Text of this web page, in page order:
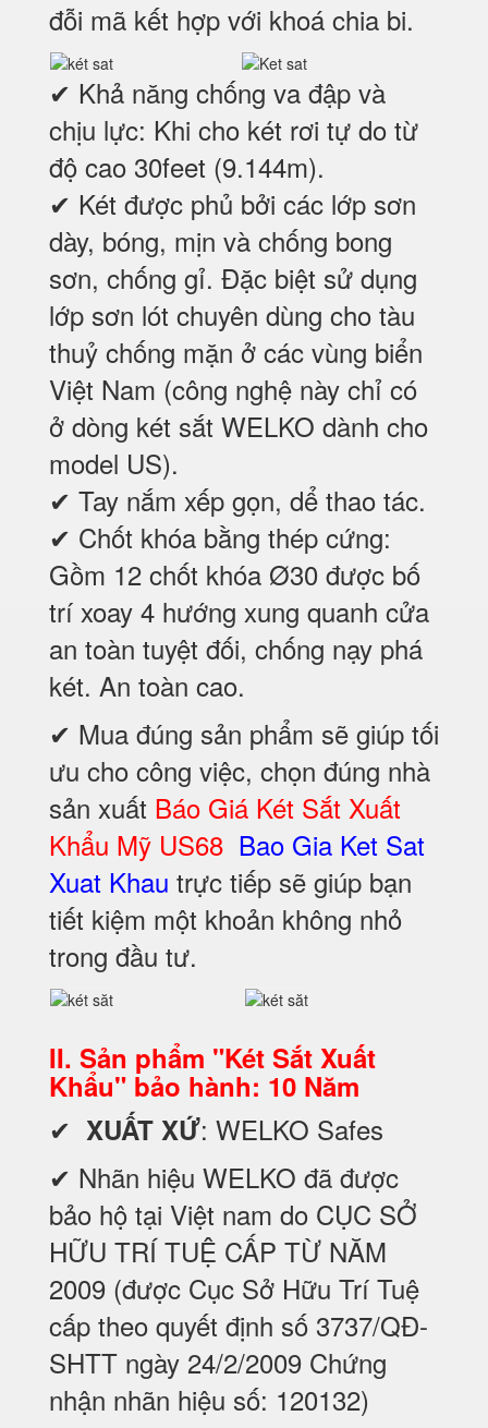
đỗi mã kết hợp với khoá chia bi.
✔ Khả năng chống va đập và
chịu lực: Khi cho két rơi tự do từ
độ cao 30feet (9.144m).
✔ Két được phủ bởi các lớp sơn
dày, bóng, mịn và chống bong
sơn, chống gỉ. Đặc biệt sử dụng
lớp sơn lót chuyên dùng cho tàu
thuỷ chống mặn ở các vùng biển
Việt Nam (công nghệ này chỉ có
ở dòng két sắt WELKO dành cho
model US).
✔ Tay nắm xếp gọn, dể thao tác.
✔ Chốt khóa bằng thép cứng:
Gồm 12 chốt khóa Ø30 được bố
trí xoay 4 hướng xung quanh cửa
an toàn tuyệt đối, chống nạy phá
két. An toàn cao.
✔ Mua đúng sản phẩm sẽ giúp tối
ưu cho công việc, chọn đúng nhà
sản xuất Báo Giá Két Sắt Xuất
Khẩu Mỹ US68 Bao Gia Ket Sat
Xuat Khau trực tiếp sẽ giúp bạn
tiết kiệm một khoản không nhỏ
trong đầu tư.
II. Sản phẩm "Két Sắt Xuất
Khẩu" bảo hành: 10 Năm
✔ XUẤT XỨ: WELKO Safes
✔ Nhãn hiệu WELKO đã được
bảo hộ tại Việt nam do CỤC SỞ
HỮU TRÍ TUỆ CẤP TỪ NĂM
2009 (được Cục Sở Hữu Trí Tuệ
cấp theo quyết định số 3737/QĐ-
SHTT ngày 24/2/2009 Chứng
nhận nhãn hiệu số: 120132)